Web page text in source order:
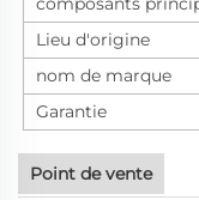
Lieu d'origine
nom de marque
Garantie
Point de vente